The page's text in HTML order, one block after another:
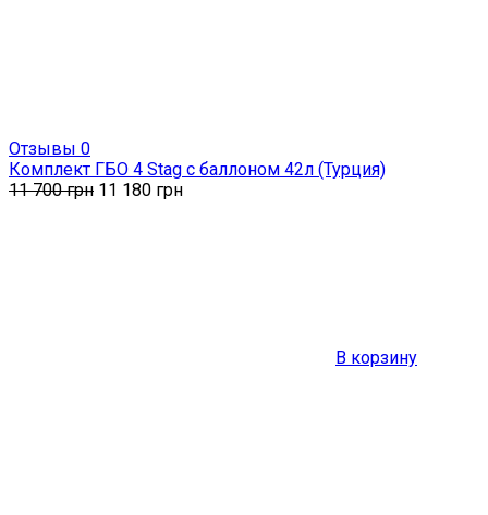
Отзывы 0
Комплект ГБО 4 Stag с баллоном 42л (Турция)
11 700грн 11 180 грн
В корзину